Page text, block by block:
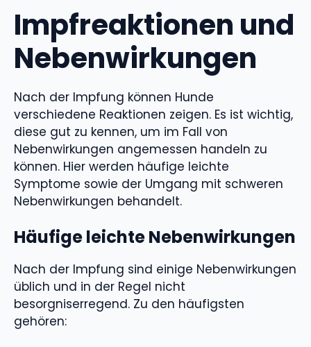
Impfreaktionen und
Nebenwirkungen
Nach der Impfung können Hunde
verschiedene Reaktionen zeigen. Es ist wichtig,
diese gut zu kennen, um im Fall von
Nebenwirkungen angemessen handeln zu
können. Hier werden häufige leichte
Symptome sowie der Umgang mit schweren
Nebenwirkungen behandelt.
Häufige leichte Nebenwirkungen
Nach der Impfung sind einige Nebenwirkungen
üblich und in der Regel nicht
besorgniserregend. Zu den häufigsten
gehören: